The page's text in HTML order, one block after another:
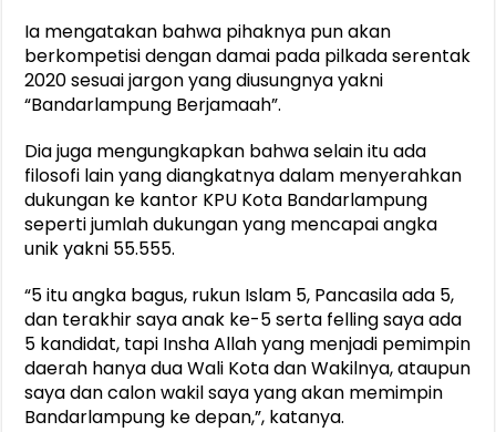
Ia mengatakan bahwa pihaknya pun akan
berkompetisi dengan damai pada pilkada serentak
2020 sesuai jargon yang diusungnya yakni
“Bandarlampung Berjamaah”.
Dia juga mengungkapkan bahwa selain itu ada
filosofi lain yang diangkatnya dalam menyerahkan
dukungan ke kantor KPU Kota Bandarlampung
seperti jumlah dukungan yang mencapai angka
unik yakni 55.555.
“5 itu angka bagus, rukun Islam 5, Pancasila ada 5,
dan terakhir saya anak ke-5 serta felling saya ada
5 kandidat, tapi Insha Allah yang menjadi pemimpin
daerah hanya dua Wali Kota dan Wakilnya, ataupun
saya dan calon wakil saya yang akan memimpin
Bandarlampung ke depan,”, katanya.